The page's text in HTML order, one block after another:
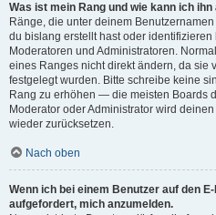
Was ist mein Rang und wie kann ich ihn
Ränge, die unter deinem
du bislang erstellt hast oder identifizieren
Moderatoren und Administratoren.
eines Ranges nicht direkt ändern, da sie
festgelegt wurden. Bitte schreibe keine
Rang zu erhöhen — die meisten Boards
Moderator oder Administrator wird
wieder zurücksetzen.
Nach oben
Wenn ich bei einem Benutzer auf den
aufgefordert, mich anzumelden.